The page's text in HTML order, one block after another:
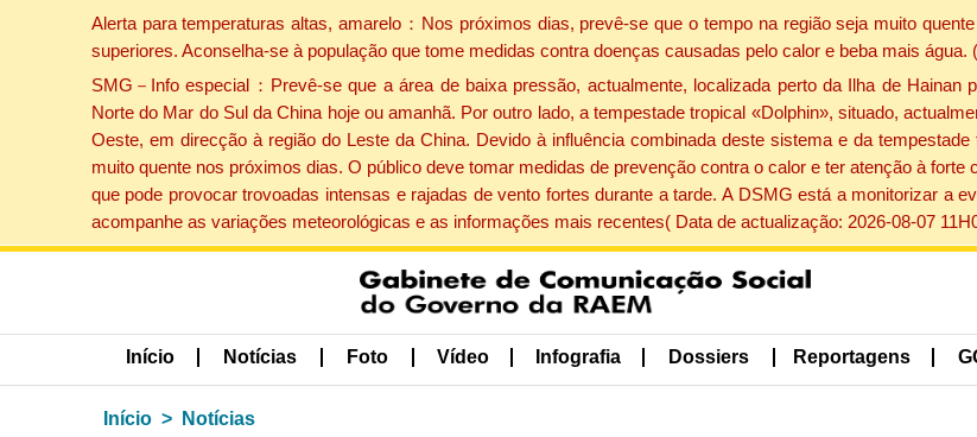
Alerta para temperaturas altas, amarelo：Nos próximos dias, prevê-se que o tempo na região seja muito
superiores. Aconselha-se à população que tome medidas contra doenças causadas pelo calor e beba mais água.
SMG－Info especial：Prevê-se que a área de baixa pressão, actualmente, localizada perto da Ilha de
Norte do Mar do Sul da China hoje ou amanhã. Por outro lado, a tempestade tropical «Dolphin», situado,
Oeste, em direcção à região do Leste da China. Devido à influência combinada deste sistema e da
muito quente nos próximos dias. O público deve tomar medidas de prevenção contra o calor e ter atenção à
que pode provocar trovoadas intensas e rajadas de vento fortes durante a tarde. A DSMG está a monitorizar a
acompanhe as variações meteorológicas e as informações mais recentes( Data de actualização: 2026-08-07
Início Notícias Foto Vídeo Infografia Dossiers Reportagens
Início Notícias